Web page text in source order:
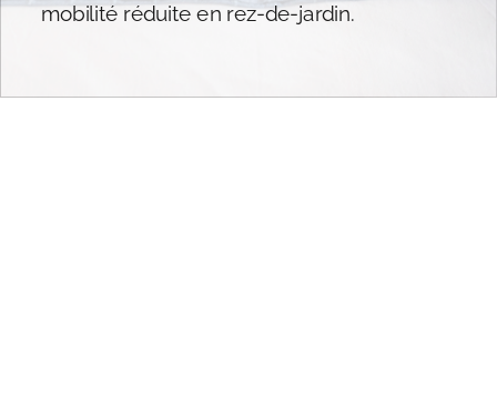
mobilité réduite en rez-de-jardin.